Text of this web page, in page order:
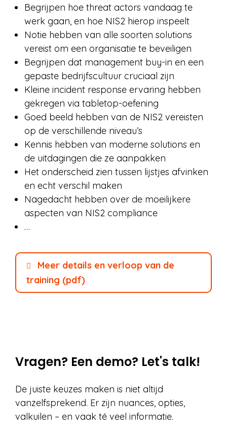
Begrijpen hoe threat actors vandaag te
werk gaan, en hoe NIS2 hierop inspeelt
Notie hebben van alle soorten solutions
vereist om een organisatie te beveiligen
Begrijpen dat management buy-in en een
gepaste bedrijfscultuur cruciaal zijn
Kleine incident response ervaring hebben
gekregen via tabletop-oefening
Goed beeld hebben van de NIS2 vereisten
op de verschillende niveau’s
Kennis hebben van moderne solutions en
de uitdagingen die ze aanpakken
Het onderscheid zien tussen lijstjes afvinken
en echt verschil maken
Nagedacht hebben over de moeilijkere
aspecten van NIS2 compliance
…
Meer details en verloop van de
training (pdf)
Vragen? Een demo? Let's talk!
De juiste keuzes maken is niet altijd
vanzelfsprekend. Er zijn nuances, opties,
valkuilen – en vaak té veel informatie.